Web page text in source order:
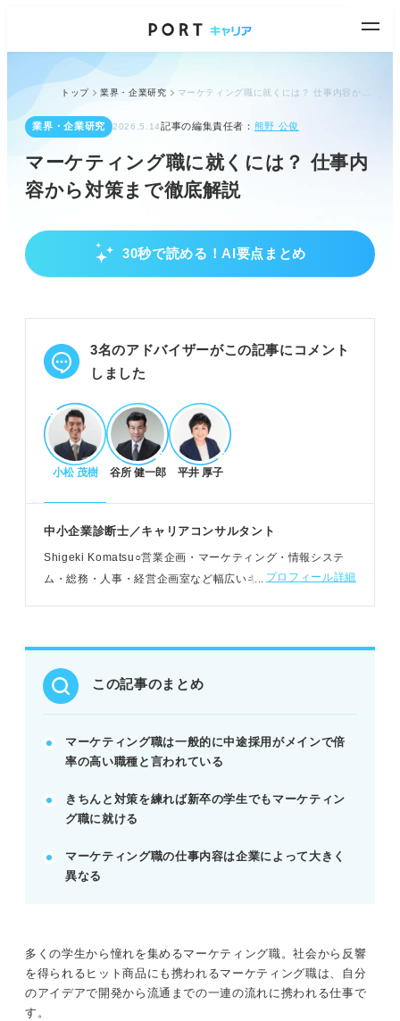
トップ 業界・企業研究
業界・企業研究 2026.5.14記事の編集責任者： 熊野 公俊
マーケティング職に就くには？ 仕事内
容から対策まで徹底解説
30秒で読める！AI要点まとめ
マーケティング職の仕事内容と種類
市場調査からデータ分析まで幅広い業務内容を知ろ
う。
明確にしよう。
マーケティング職に向いている特徴と能力
情報収集・分析好き、責任感、人好き、相手目線が
重要だ。
キルだ。
発想力と論理的思考力で差別化を図れる。
POINT：顧客理解とデザイン思考がマーケティング
マーケティング職の内定を勝ち取る対策
う。
インターン参加や資格取得で専門性を高めよう。
例：アルバイトで売上20%増など、具体的な成果を
アピールしよう。
記事の該当箇所を見る
まずはマーケティング職の4つの種類を知って
マストで押さえて！ マーケティング職の仕事
3名のアドバイザーがこの記事にコメント
しました
小松 茂樹 谷所 健一郎 平井 厚子
中小企業診断士／キャリアコンサルタント
Shigeki Komatsu○営業企画・マーケティング・情報システ
ム・総務・人事・経営企画室など幅広いキャリア経験を持
プロフィール詳細
この記事のまとめ
マーケティング職は一般的に中途採用がメインで倍
率の高い職種と言われている
きちんと対策を練れば新卒の学生でもマーケティン
グ職に就ける
マーケティング職の仕事内容は企業によって大きく
異なる
多くの学生から憧れを集める​​マーケティング職。社会から反響
を得られるヒット商品にも携われるマーケティング職は、自分
のアイデアで開発から流通までの一連の流れに携われる仕事で
す。